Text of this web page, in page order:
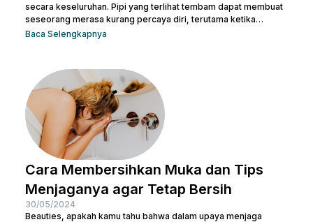
secara keseluruhan. Pipi yang terlihat tembam dapat membuat
seseorang merasa kurang percaya diri, terutama ketika
berfoto atau bertemu orang baru. Namun, jangan khawatir! Ada
Beauties bisa mulai mengubah pola hidup yang lebih sehat
untuk menjaga kesehatan sekaligus meniruskan pipi. Tentu
masih ada cara lainnya untuk membuat...
Baca Selengkapnya
Cara Membersihkan Muka dan Tips
Menjaganya agar Tetap Bersih
30/05/2024
Beauties, apakah kamu tahu bahwa dalam upaya menjaga